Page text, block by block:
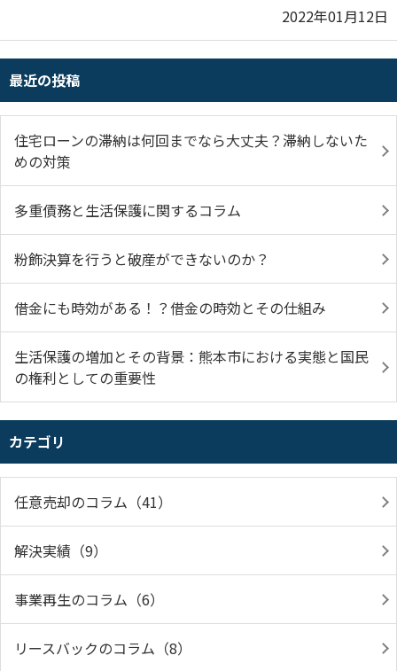
2022年01月12日
最近の投稿
住宅ローンの滞納は何回までなら大丈夫？滞納しないた
めの対策
多重債務と生活保護に関するコラム
粉飾決算を行うと破産ができないのか？
借金にも時効がある！？借金の時効とその仕組み
生活保護の増加とその背景：熊本市における実態と国民
の権利としての重要性
カテゴリ
任意売却のコラム（41）
解決実績（9）
事業再生のコラム（6）
リースバックのコラム（8）